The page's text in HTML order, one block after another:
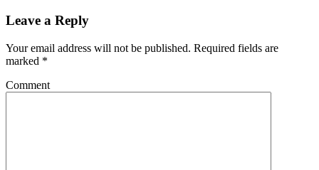
Leave a Reply
Your email address will not be published. Required fields are
marked *
Comment